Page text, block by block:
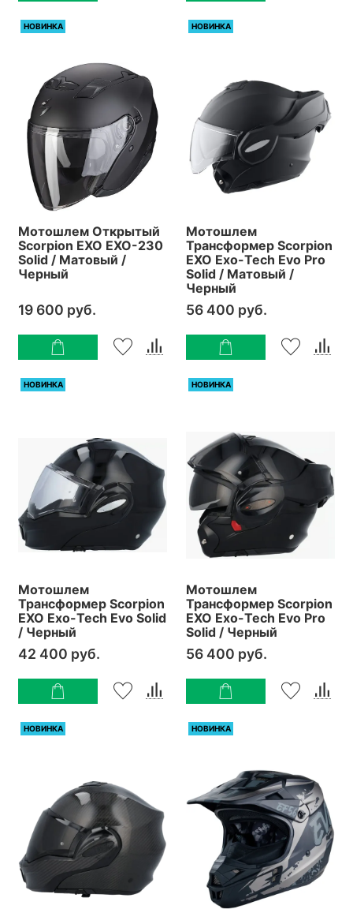
НОВИНКА
Мотошлем Открытый
Scorpion EXO EXO-230
Solid / Матовый /
Черный
19 600 руб.
НОВИНКА
Мотошлем
Трансформер Scorpion
EXO Exo-Tech Evo Pro
Solid / Матовый /
Черный
56 400 руб.
НОВИНКА
Мотошлем
Трансформер Scorpion
EXO Exo-Tech Evo Solid
/ Черный
42 400 руб.
НОВИНКА
Мотошлем
Трансформер Scorpion
EXO Exo-Tech Evo Pro
Solid / Черный
56 400 руб.
НОВИНКА НОВИНКА